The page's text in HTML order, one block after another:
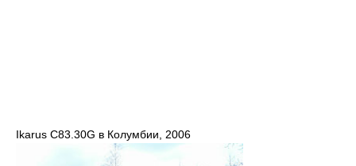
Ikarus C83.30G в Колумбии, 2006